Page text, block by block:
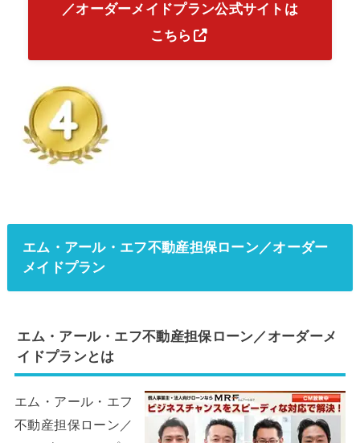
／オーダーメイドプラン公式サイトは
こちら
エム・アール・エフ不動産担保ローン／オーダー
メイドプラン
エム・アール・エフ不動産担保ローン／オーダーメ
イドプランとは
エム・アール・エフ
不動産担保ローン／